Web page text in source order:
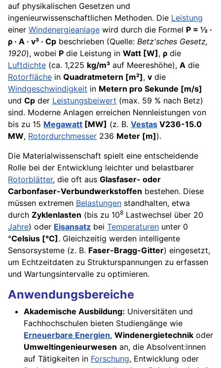
auf physikalischen Gesetzen und
ingenieurwissenschaftlichen Methoden. Die Leistung
einer Windenergieanlage wird durch die Formel P = ½ ·
ρ · A · v³ · Cp beschrieben (Quelle: Betz'sches Gesetz,
1920), wobei P die Leistung in Watt [W] , ρ die
Luftdichte (ca. 1,225 kg/m³ auf Meereshöhe), A die
Rotorfläche in Quadratmetern [m²], v die
Windgeschwindigkeit in Metern pro Sekunde [m/s]
und Cp der Leistungsbeiwert (max. 59 % nach Betz)
sind. Moderne Anlagen erreichen Nennleistungen von
bis zu 15 Megawatt [MW] (z. B. Vestas V236-15.0
MW, Rotordurchmesser 236 Meter [m]).
Die Materialwissenschaft spielt eine entscheidende
Rolle bei der Entwicklung leichter und belastbarer
Rotorblätter, die oft aus Glasfaser- oder
Carbonfaser-Verbundwerkstoffen bestehen. Diese
müssen extremen Belastungen standhalten, etwa
durch Zyklenlasten (bis zu 108 Lastwechsel über 20
Jahre) oder Eisansatz bei Temperaturen unter 0
°Celsius [°C] . Gleichzeitig werden intelligente
Sensorsysteme (z. B. Faser-Bragg-Gitter) eingesetzt,
um Echtzeitdaten zu Strukturspannungen zu erfassen
und Wartungsintervalle zu optimieren.
Anwendungsbereiche
Akademische Ausbildung: Universitäten und
Fachhochschulen bieten Studiengänge wie
Erneuerbare Energien, Windenergietechnik oder
Umweltingenieurwesen an, die Absolvent:innen
auf Tätigkeiten in Forschung, Entwicklung oder